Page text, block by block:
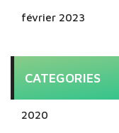
février 2023
CATEGORIES
2020